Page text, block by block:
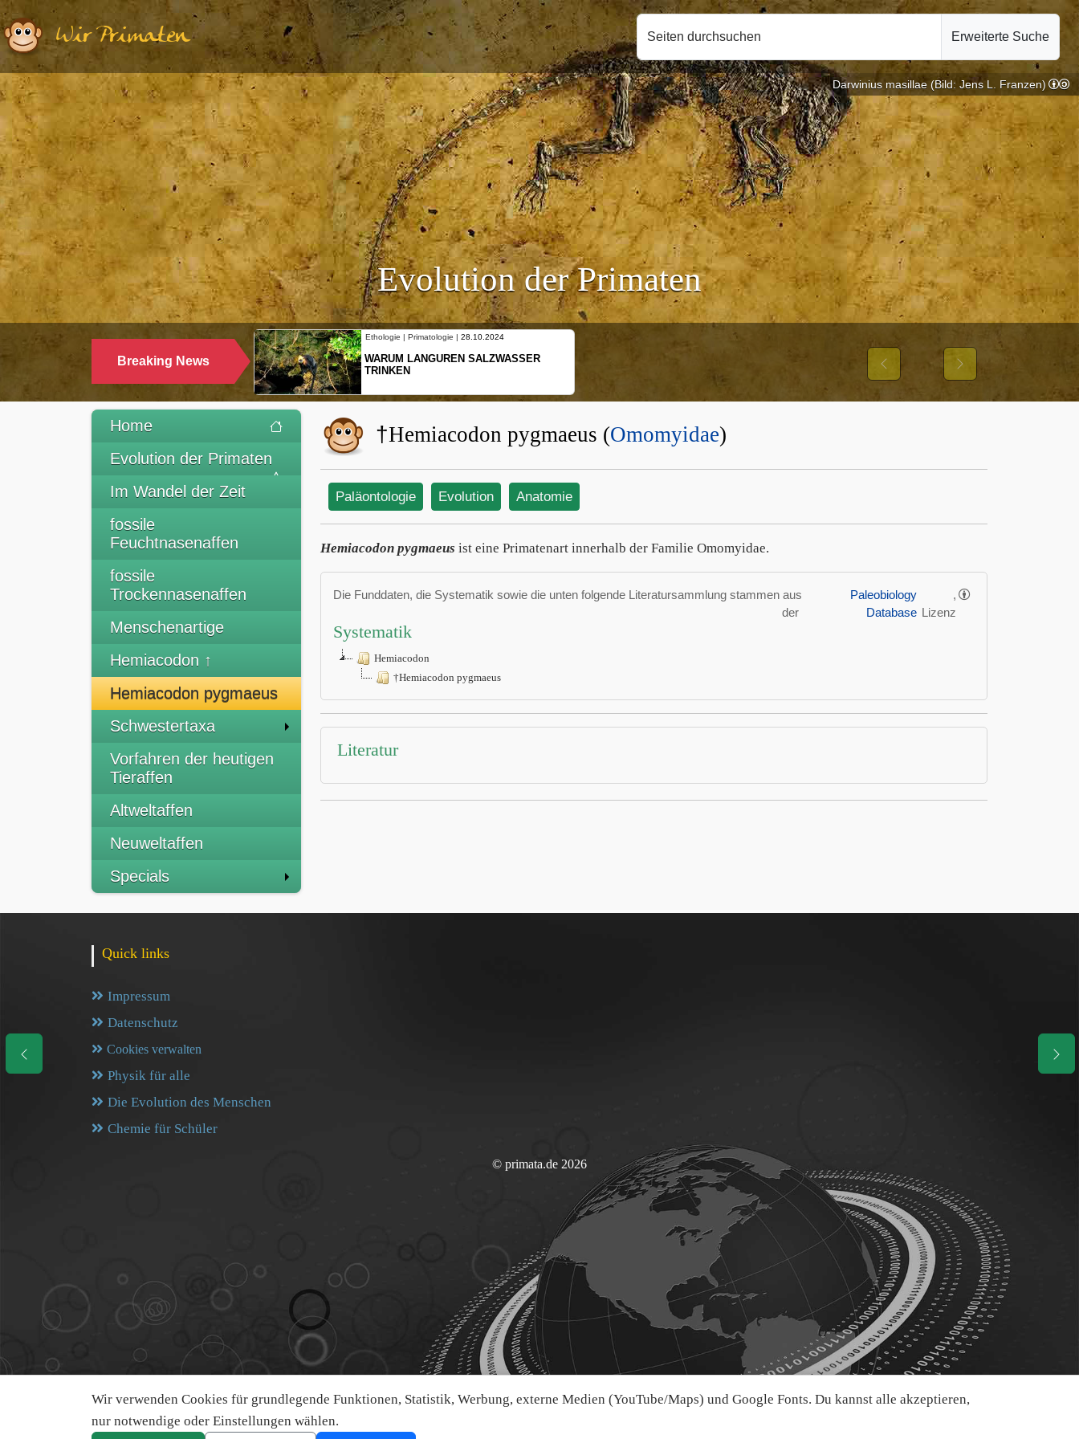
Wir Primaten Seiten durchsuchen Erweiterte Suche
Evolution der Primaten
Breaking News
Ethologie | Primatologie | 28.10.2024
WARUM LANGUREN SALZWASSER
TRINKEN
Previous Next
Wir verwenden Cookies für grundlegende Funktionen, Statistik, Werbung, externe Medien (YouTube/Maps) und Google Fonts. Du kannst alle akzeptieren,
nur notwendige oder Einstellungen wählen.
Darwinius masillae (Bild: Jens L. Franzen)
Home
Evolution der Primaten
Im Wandel der Zeit
fossile
Feuchtnasenaffen
fossile
Trockennasenaffen
Menschenartige
Hemiacodon ↑
Hemiacodon pygmaeus
Schwestertaxa
Vorfahren der heutigen
Tieraffen
Altweltaffen
Neuweltaffen
Specials
†Hemiacodon pygmaeus (Omomyidae)
Paläontologie Evolution Anatomie
Hemiacodon pygmaeus ist eine Primatenart innerhalb der Familie Omomyidae.
Die Funddaten, die Systematik sowie die unten folgende Literatursammlung stammen aus
der
Paleobiology
Database
,
Lizenz
Systematik
Hemiacodon
†Hemiacodon pygmaeus
Literatur
Quick links
Impressum
Datenschutz
Cookies verwalten
Physik für alle
Die Evolution des Menschen
Chemie für Schüler
© primata.de 2026